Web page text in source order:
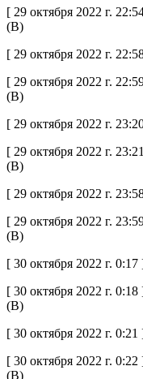
[ 29 октября 2022 г.
(B)
[ 29 октября 2022 г.
[ 29 октября 2022 г.
(B)
[ 29 октября 2022 г.
[ 29 октября 2022 г.
(B)
[ 29 октября 2022 г.
[ 29 октября 2022 г.
(B)
[ 30 октября 2022 г.
[ 30 октября 2022 г.
(B)
[ 30 октября 2022 г.
[ 30 октября 2022 г.
(B)